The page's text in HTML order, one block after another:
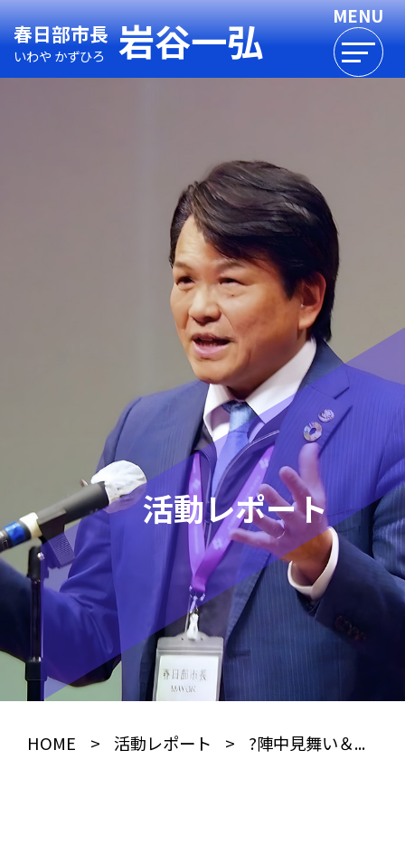
春日部市長
いわや かずひろ 岩谷一弘
活動レポート
HOME > 活動レポート > ?陣中見舞い＆...